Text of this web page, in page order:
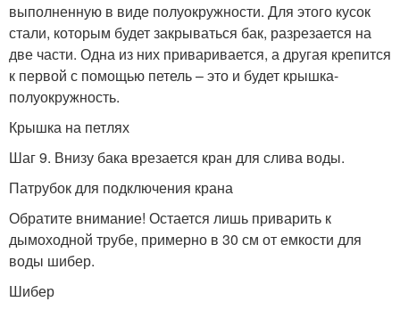
выполненную в виде полуокружности. Для этого кусок
стали, которым будет закрываться бак, разрезается на
две части. Одна из них приваривается, а другая крепится
к первой с помощью петель – это и будет крышка-
полуокружность.
Крышка на петлях
Шаг 9. Внизу бака врезается кран для слива воды.
Патрубок для подключения крана
Обратите внимание! Остается лишь приварить к
дымоходной трубе, примерно в 30 см от емкости для
воды шибер.
Шибер